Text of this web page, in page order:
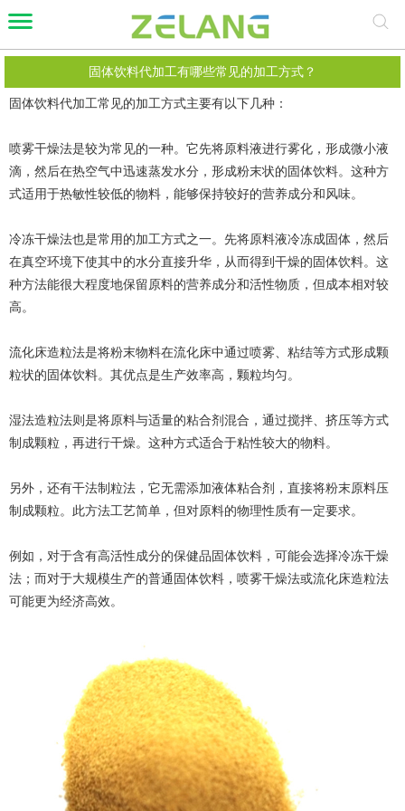
固体饮料代加工有哪些常见的加工方式？
固体饮料代加工常见的加工方式主要有以下几种：
喷雾干燥法是较为常见的一种。它先将原料液进行雾化，形成微小液
滴，然后在热空气中迅速蒸发水分，形成粉末状的固体饮料。这种方
式适用于热敏性较低的物料，能够保持较好的营养成分和风味。
冷冻干燥法也是常用的加工方式之一。先将原料液冷冻成固体，然后
在真空环境下使其中的水分直接升华，从而得到干燥的固体饮料。这
种方法能很大程度地保留原料的营养成分和活性物质，但成本相对较
高。
流化床造粒法是将粉末物料在流化床中通过喷雾、粘结等方式形成颗
粒状的固体饮料。其优点是生产效率高，颗粒均匀。
湿法造粒法则是将原料与适量的粘合剂混合，通过搅拌、挤压等方式
制成颗粒，再进行干燥。这种方式适合于粘性较大的物料。
另外，还有干法制粒法，它无需添加液体粘合剂，直接将粉末原料压
制成颗粒。此方法工艺简单，但对原料的物理性质有一定要求。
例如，对于含有高活性成分的保健品固体饮料，可能会选择冷冻干燥
法；而对于大规模生产的普通固体饮料，喷雾干燥法或流化床造粒法
可能更为经济高效。